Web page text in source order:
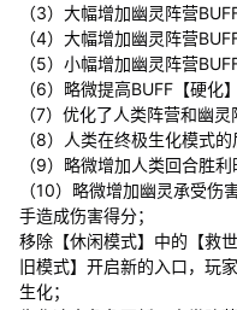
（3）大幅增加幽灵阵营
（4）大幅增加幽灵阵营
（5）小幅增加幽灵阵营
（6）略微提高BUFF【硬化
（7）优化了人类阵营和幽
（8）人类在终极生化模式
（9）略微增加人类回合胜
（10）略微增加幽灵承受
手造成伤害得分；
移除【休闲模式】中的【救
旧模式】开启新的入口，玩
生化；